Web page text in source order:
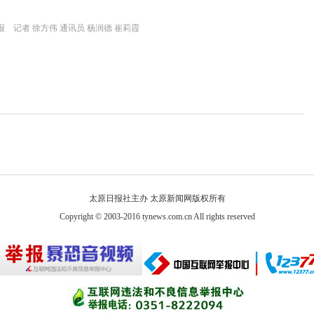
者 徐方伟 通讯员 杨润德 崔莉霞
太原日报社主办 太原新闻网版权所有
Copyright © 2003-2016 tynews.com.cn All rights reserved